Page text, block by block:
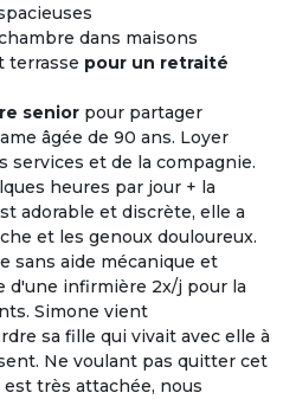
dans maisons
terrasse pour un retraité
senior pour partager
âgée de 90 ans. Loyer
services et de la compagnie.
heures par jour + la
adorable et discrète, elle a
et les genoux douloureux.
sans aide mécanique et
d'une infirmière 2x/j pour la
Simone vient
sa fille qui vivait avec elle à
Ne voulant pas quitter cet
très attachée, nous